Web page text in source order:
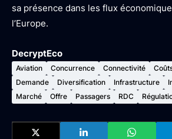
sa présence dans les flux
l’Europe.
DecryptEco
Aviation Concurrence Connectivité
Demande
Diversification Infrastructure
Marché
Offre Passagers RDC